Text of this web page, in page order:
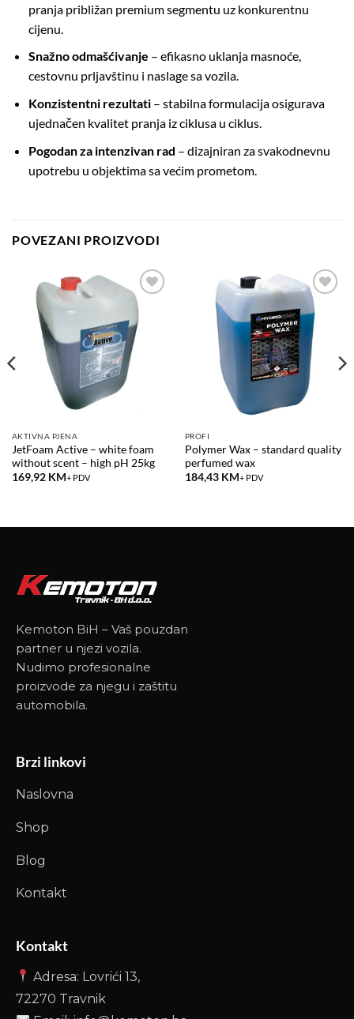
pranja približan premium segmentu uz konkurentnu
cijenu.
Snažno odmašćivanje – efikasno uklanja masnoće,
cestovnu prljavštinu i naslage sa vozila.
Konzistentni rezultati– stabilna formulacija osigurava
ujednačen kvalitet pranja iz ciklusa u ciklus.
Pogodan za intenzivan rad – dizajniran za svakodnevnu
upotrebu u objektima sa većim prometom.
POVEZANI PROIZVODI
Add to
AKTIVNA PJENA
JetFoam Active – white foam
without scent – high pH 25kg
169,92 KM+ PDV
Add to
wishlist
PROFI
Polymer Wax – standard quality
perfumed wax
184,43 KM+ PDV
Kemoton BiH – Vaš pouzdan
partner u njezi vozila.
Nudimo profesionalne
proizvode za njegu i zaštitu
automobila.
Brzi linkovi
Naslovna
Shop
Blog
Kontakt
Kontakt
Adresa: Lovrići 13,
72270 Travnik